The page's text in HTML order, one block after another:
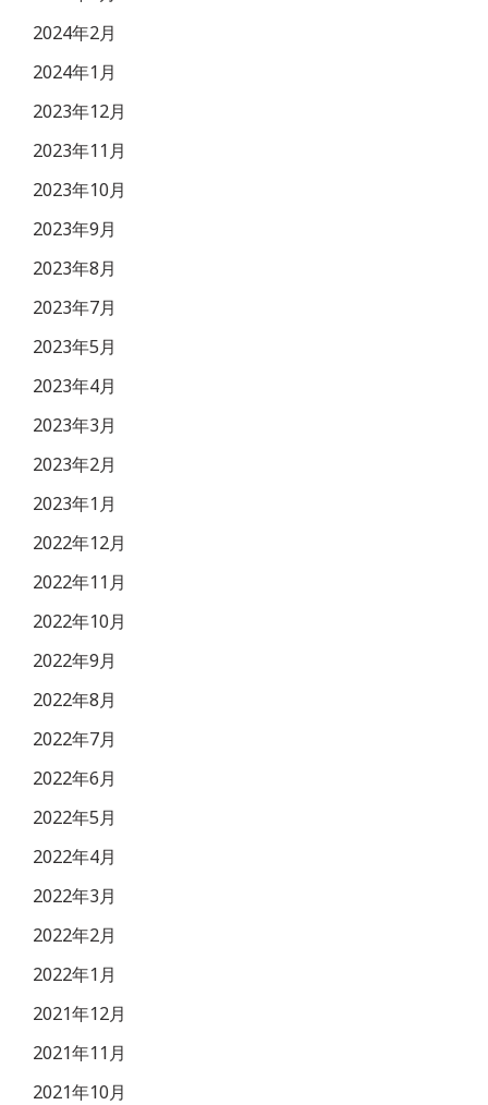
2024年2月
2024年1月
2023年12月
2023年11月
2023年10月
2023年9月
2023年8月
2023年7月
2023年5月
2023年4月
2023年3月
2023年2月
2023年1月
2022年12月
2022年11月
2022年10月
2022年9月
2022年8月
2022年7月
2022年6月
2022年5月
2022年4月
2022年3月
2022年2月
2022年1月
2021年12月
2021年11月
2021年10月